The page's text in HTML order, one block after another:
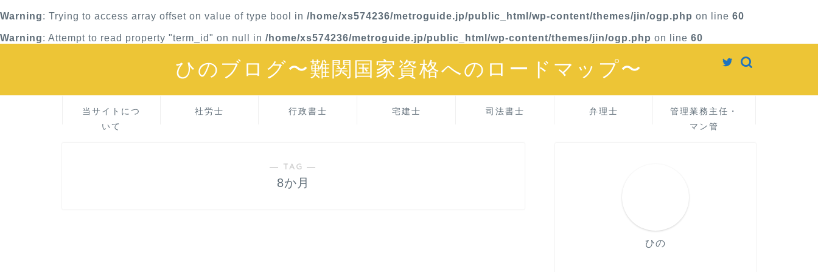
Warning: Trying to access array offset on value of type bool in /home/xs574236/metroguide.jp/public_html/wp-content/themes/jin/ogp.php on line 60
Warning: Attempt to read property "term_id" on null in /home/xs574236/metroguide.jp/public_html/wp-content/themes/jin/ogp.php on line 60
ひのブログ〜難関国家資格へのロードマップ〜
当サイトにつ
いて
社労士 行政書士 宅建士 司法書士 弁理士
管理業務主任・
マン管
― TAG ―
8か月
ひの